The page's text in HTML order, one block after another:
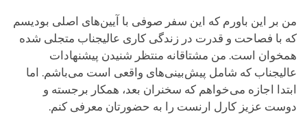
من بر این باورم که این سفر صوفی با آیین‌های اصلی بودیسم
که با فصاحت و قدرت در زندگی کاری عالیجناب متجلی شده
همخوان است. من مشتاقانه منتظر شنیدن پیشنهادات
عالیجناب که شامل پیش‌بینی‌های واقعی است می‌باشم. اما
ابتدا اجازه می‌خواهم که سخنران بعد، همکار برجسته و
دوست عزیز کارل ارنست را به حضورتان معرفی کنم.